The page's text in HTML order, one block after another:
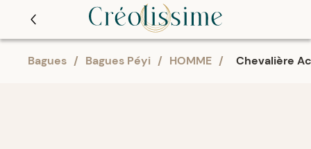
Bagues / Bagues Péyi / HOMME / Chevalière